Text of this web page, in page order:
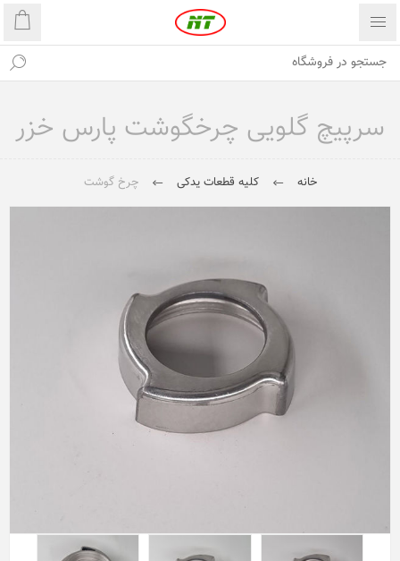
سرپیچ گلویی چرخگوشت پارس خزر
خانه کلیه قطعات یدکی چرخ گوشت